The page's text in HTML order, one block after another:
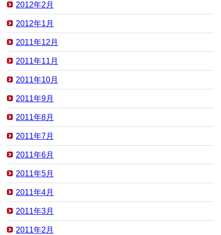
2012年2月
2012年1月
2011年12月
2011年11月
2011年10月
2011年9月
2011年8月
2011年7月
2011年6月
2011年5月
2011年4月
2011年3月
2011年2月